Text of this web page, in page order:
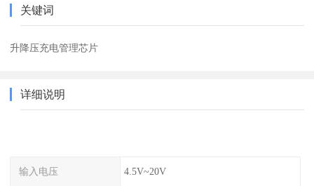
关键词
升降压充电管理芯片
详细说明
输入电压 4.5V~20V